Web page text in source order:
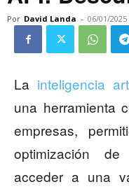
Por David Landa - 06/01/2025
La inteligencia
una herramienta
empresas,
optimización
acceder a una